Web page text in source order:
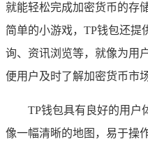
就能轻松完成加密货币的存
简单的小游戏，TP钱包还提
询、资讯浏览等，就像为用
便用户及时了解加密货币市
TP钱包具有良好的用户
像一幅清晰的地图，易于操